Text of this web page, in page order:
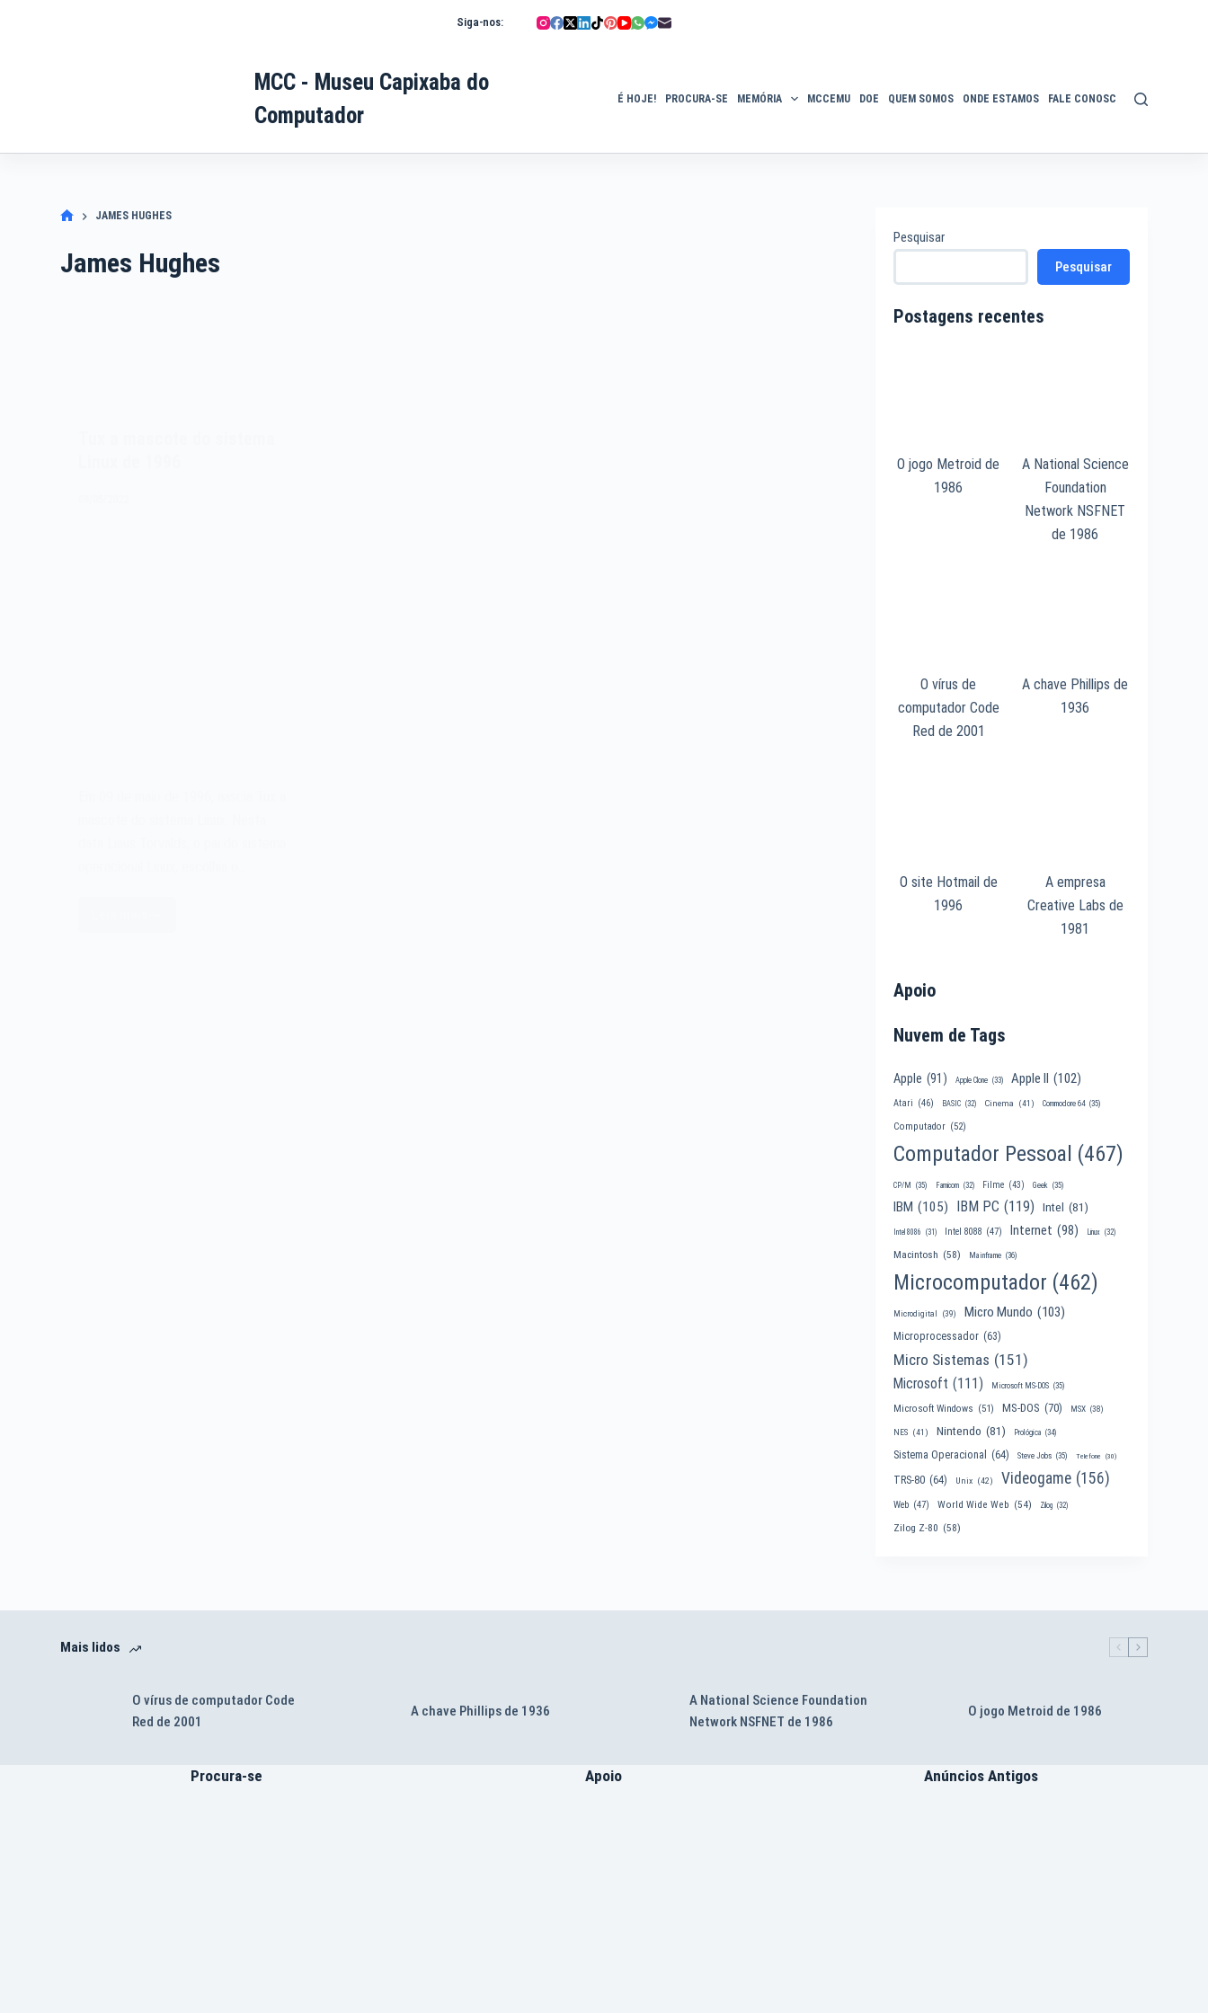
Siga-nos:
MCC - Museu Capixaba do
Computador
É HOJE! PROCURA-SE MEMÓRIA MCCEMU DOE QUEM SOMOS ONDE ESTAMOS FALE CONOSCO POLÍTICA DE
JAMES HUGHES
James Hughes
Pesquisar
Pesquisar
Postagens recentes
O jogo Metroid de
1986
A National Science
Foundation
Network NSFNET
de 1986
O vírus de
computador Code
Red de 2001
A chave Phillips de
1936
O site Hotmail de
1996
A empresa
Creative Labs de
1981
Apoio
Nuvem de Tags
Apple (91) Apple Clone (33) Apple II (102)
Atari (46) BASIC (32) Cinema (41) Commodore 64 (35)
Computador (52)
Computador Pessoal (467)
CP/M (35) Famicom (32) Filme (43) Geek (35)
IBM (105) IBM PC (119) Intel (81)
Intel 8086 (31) Intel 8088 (47) Internet (98) Linux (32)
Macintosh (58) Mainframe (36)
Microcomputador (462)
Microdigital (39) Micro Mundo (103)
Microprocessador (63)
Micro Sistemas (151)
Microsoft (111) Microsoft MS-DOS (35)
Microsoft Windows (51) MS-DOS (70) MSX (38)
NES (41) Nintendo (81) Prológica (34)
Sistema Operacional (64) Steve Jobs (35) Telefone (30)
TRS-80 (64) Unix (42) Videogame (156)
Web (47) World Wide Web (54) Zilog (32)
Zilog Z-80 (58)
Mais lidos
O vírus de computador Code
Red de 2001
A chave Phillips de 1936
A National Science Foundation
Network NSFNET de 1986
O jogo Metroid de 1986
Procura-se Apoio Anúncios Antigos